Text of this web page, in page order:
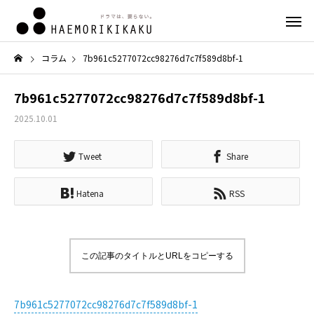
コラム 7b961c5277072cc98276d7c7f589d8bf-1
7b961c5277072cc98276d7c7f589d8bf-1
2025.10.01
Tweet Share
Hatena RSS
この記事のタイトルとURLをコピーする
7b961c5277072cc98276d7c7f589d8bf-1